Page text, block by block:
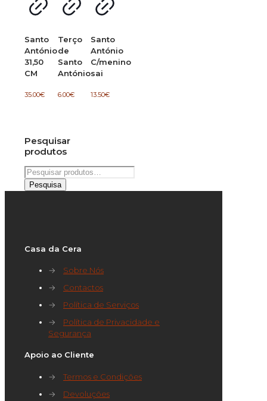
Santo
António
31,50
CM
35.00€
Terço
de
Santo
António
6.00€
Santo
António
C/menino
sai
13.50€
Pesquisar
produtos
Pesquisar
por:
Pesquisa
Casa da Cera
→
Sobre Nós
→
Contactos
→
Política de Serviços
→
Política de Privacidade e
Segurança
Apoio ao Cliente
→
Termos e Condições
→
Devoluções